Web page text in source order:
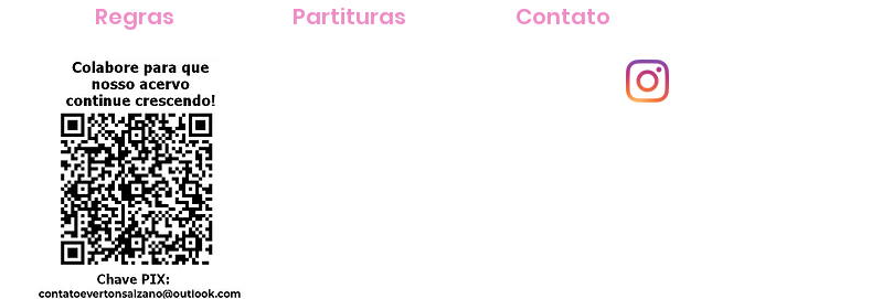
Regras Partituras Contato